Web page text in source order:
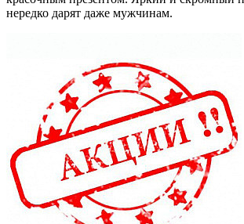
нередко дарят даже мужчинам.